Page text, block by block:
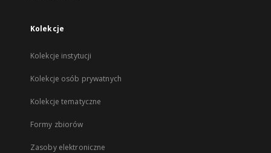
Kolekcje
Kolekcje instytucji
Kolekcje osób prywatnych
Kolekcje tematyczne
Formy zbiorów
Zasoby elektroniczne